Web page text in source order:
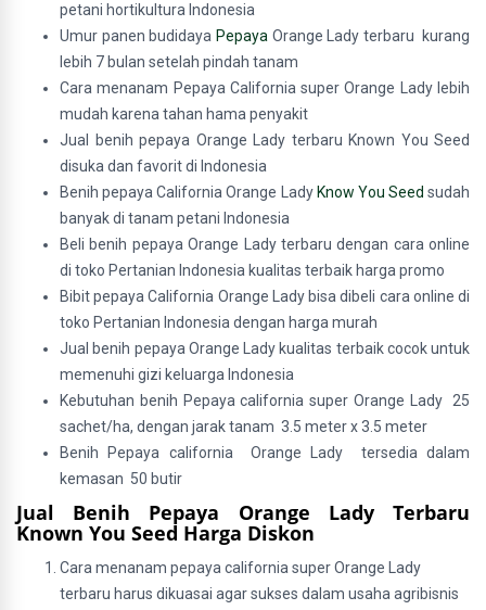
petani hortikultura Indonesia
Umur panen budidaya Pepaya Orange Lady terbaru kurang
lebih 7 bulan setelah pindah tanam
Cara menanam Pepaya California super Orange Lady lebih
mudah karena tahan hama penyakit
Jual benih pepaya Orange Lady terbaru Known You Seed
disuka dan favorit di Indonesia
Benih pepaya California Orange Lady Know You Seed sudah
banyak di tanam petani Indonesia
Beli benih pepaya Orange Lady terbaru dengan cara online
di toko Pertanian Indonesia kualitas terbaik harga promo
Bibit pepaya California Orange Lady bisa dibeli cara online di
toko Pertanian Indonesia dengan harga murah
Jual benih pepaya Orange Lady kualitas terbaik cocok untuk
memenuhi gizi keluarga Indonesia
Kebutuhan benih Pepaya california super Orange Lady 25
sachet/ha, dengan jarak tanam 3.5 meter x 3.5 meter
Benih Pepaya california Orange Lady tersedia dalam
kemasan 50 butir
Jual Benih Pepaya Orange Lady Terbaru
Known You Seed Harga Diskon
Cara menanam pepaya california super Orange Lady
terbaru harus dikuasai agar sukses dalam usaha agribisnis